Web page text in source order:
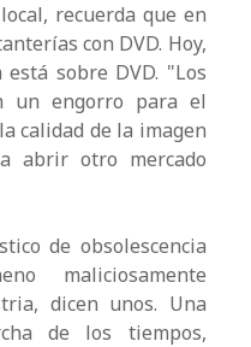
recuerda que en
con DVD. Hoy,
sobre DVD. "Los
un engorro para el
calidad de la imagen
abrir otro mercado
de obsolescencia
maliciosamente
dicen unos. Una
de los tiempos,